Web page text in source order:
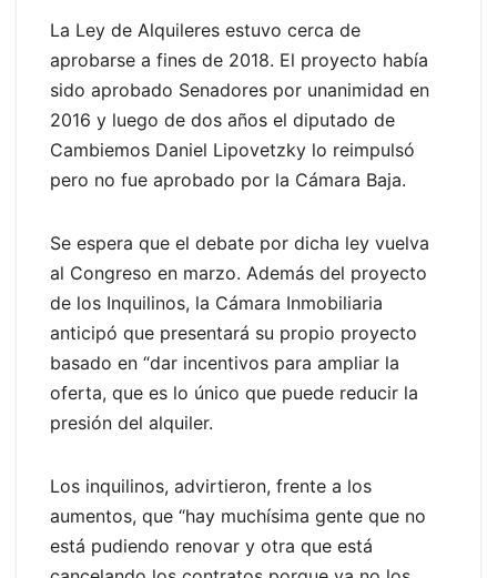
La Ley de Alquileres estuvo cerca de
aprobarse a fines de 2018. El proyecto había
sido aprobado Senadores por unanimidad en
2016 y luego de dos años el diputado de
Cambiemos Daniel Lipovetzky lo reimpulsó
pero no fue aprobado por la Cámara Baja.
Se espera que el debate por dicha ley vuelva
al Congreso en marzo. Además del proyecto
de los Inquilinos, la Cámara Inmobiliaria
anticipó que presentará su propio proyecto
basado en “dar incentivos para ampliar la
oferta, que es lo único que puede reducir la
presión del alquiler.
Los inquilinos, advirtieron, frente a los
aumentos, que “hay muchísima gente que no
está pudiendo renovar y otra que está